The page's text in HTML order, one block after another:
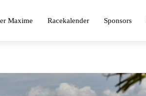
Maxime Racekalender Sponsors